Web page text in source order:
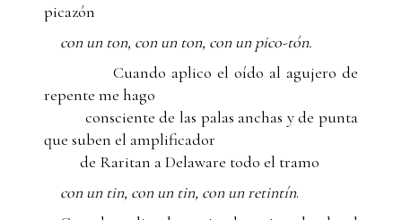
picazón
con un ton, con un ton, con un pico-tón.
Cuando aplico el oído al agujero de
repente me hago
consciente de las palas anchas y de punta
que suben el amplificador
de Raritan a Delaware todo el tramo
con un tin, con un tin, con un retintín.